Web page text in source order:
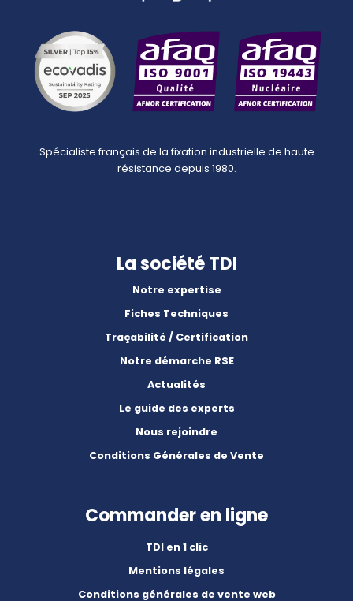
Spécialiste français de la fixation industrielle de haute
résistance depuis 1980.
La société TDI
Notre expertise
Fiches Techniques
Traçabilité / Certification
Notre démarche RSE
Actualités
Le guide des experts
Nous rejoindre
Conditions Générales de Vente
Commander en ligne
TDI en 1 clic
Mentions légales
Conditions générales de vente web